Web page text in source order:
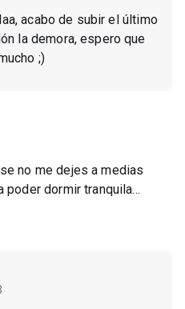
acabo de subir el último
la demora, espero que
;)
no me dejes a medias
dormir tranquila...